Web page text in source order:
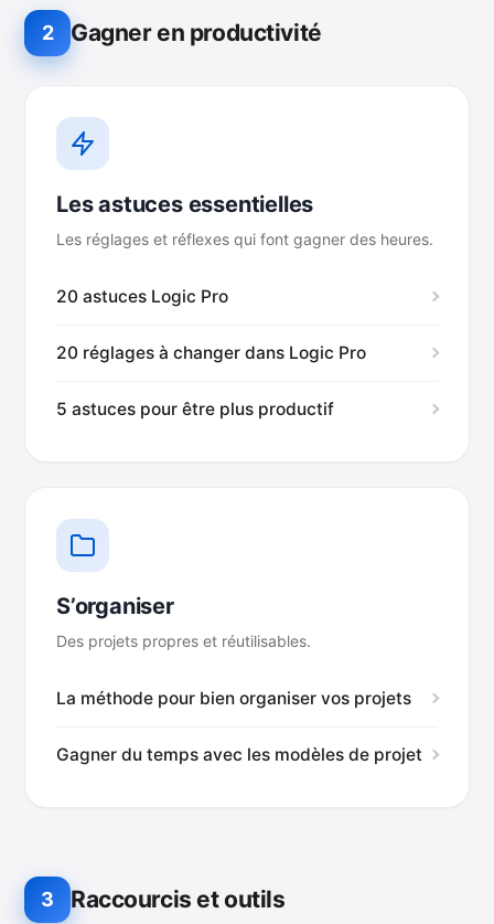
2 Gagner en productivité
Les astuces essentielles
Les réglages et réflexes qui font gagner des heures.
20 astuces Logic Pro
20 réglages à changer dans Logic Pro
5 astuces pour être plus productif
S’organiser
Des projets propres et réutilisables.
La méthode pour bien organiser vos projets
Gagner du temps avec les modèles de projet
3 Raccourcis et outils